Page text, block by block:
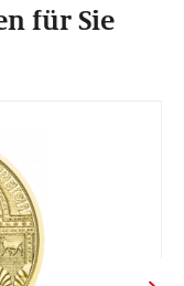
für Sie